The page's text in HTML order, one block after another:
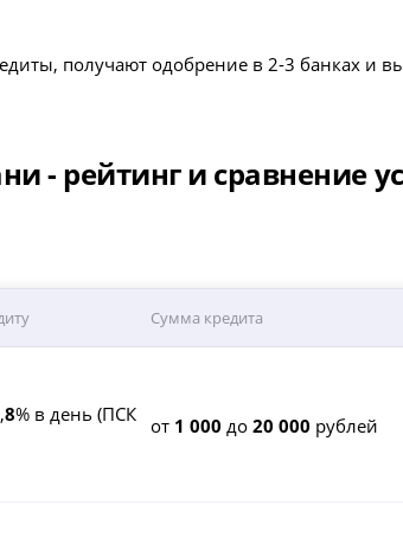
получают одобрение в 2-3 банках и
- рейтинг и сравнение
Сумма кредита
,8% в день (ПСК
от 1 000 до20 000 рублей